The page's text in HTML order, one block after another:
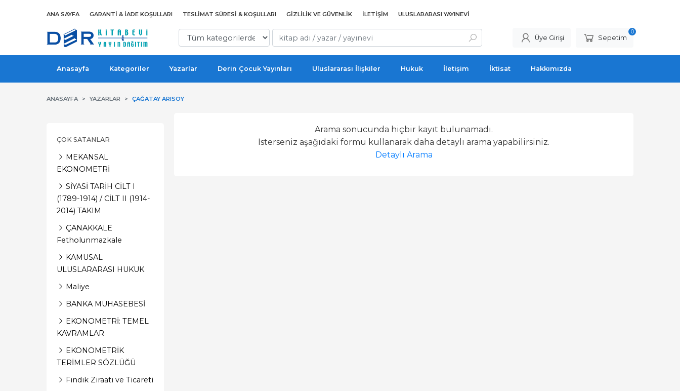
ANA SAYFA GARANTI & İADE KOŞULLARI TESLIMAT SÜRESI & KOŞULLARI GIZLILIK VE GÜVENLIK İLETIŞIM ULUSLARARASI YAYINEVI
Üye Girişi Sepetim
0
Anasayfa Kategoriler Yazarlar Derin Çocuk Yayınları Uluslararası İlişkiler Hukuk İletişim İktisat Hakkımızda
ANASAYFA YAZARLAR ÇAĞATAY ARISOY
ÇOK SATANLAR
MEKANSAL
EKONOMETRİ
SİYASİ TARİH CİLT I
(1789-1914) / CİLT II (1914-
2014) TAKIM
ÇANAKKALE
Fetholunmazkale
KAMUSAL
ULUSLARARASI HUKUK
Maliye
BANKA MUHASEBESİ
EKONOMETRİ: TEMEL
KAVRAMLAR
EKONOMETRİK
TERİMLER SÖZLÜĞÜ
Fındık Ziraatı ve Ticareti
Arama sonucunda hiçbir kayıt bulunamadı.
İsterseniz aşağıdaki formu kullanarak daha detaylı arama yapabilirsiniz.
Detaylı Arama